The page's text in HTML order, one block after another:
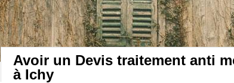
Avoir un Devis traitement anti
à Ichy